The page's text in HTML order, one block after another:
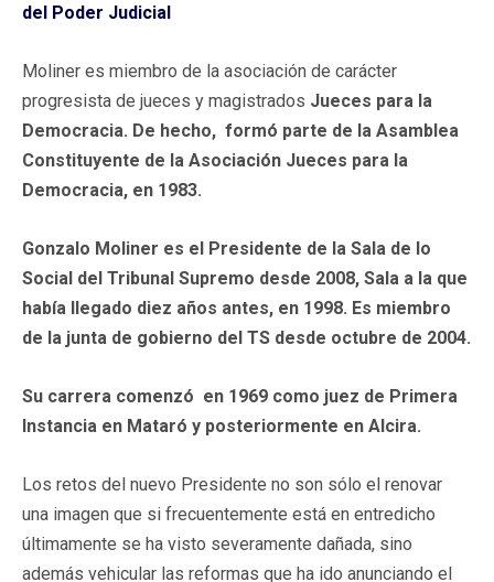
del Poder Judicial
Moliner es miembro de la asociación de carácter
progresista de jueces y magistrados Jueces para la
Democracia. De hecho, formó parte de la Asamblea
Constituyente de la Asociación Jueces para la
Democracia, en 1983.
Gonzalo Moliner es el Presidente de la Sala de lo
Social del Tribunal Supremo desde 2008, Sala a la que
había llegado diez años antes, en 1998. Es miembro
de la junta de gobierno del TS desde octubre de 2004.
Su carrera comenzó en 1969 como juez de Primera
Instancia en Mataró y posteriormente en Alcira.
Los retos del nuevo Presidente no son sólo el renovar
una imagen que si frecuentemente está en entredicho
últimamente se ha visto severamente dañada, sino
además vehicular las reformas que ha ido anunciando el